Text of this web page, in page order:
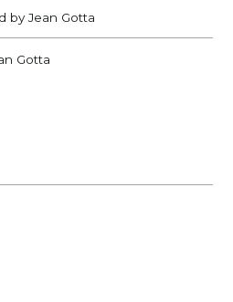
by Jean Gotta
Gotta